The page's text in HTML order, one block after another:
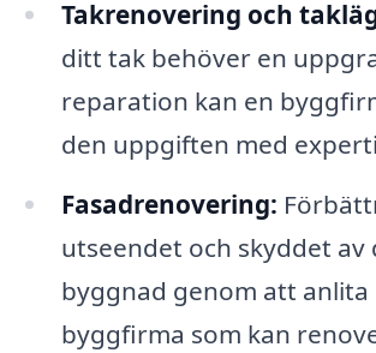
Takrenovering och
ditt tak behöver en
reparation kan en
den uppgiften med
Fasadrenovering:
utseendet och skyddet av
byggnad genom att anlita
byggfirma som kan